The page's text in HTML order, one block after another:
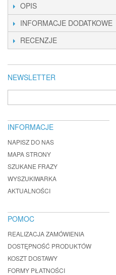
OPIS
INFORMACJE DODATKOWE
RECENZJE
NEWSLETTER
INFORMACJE
NAPISZ DO NAS
MAPA STRONY
SZUKANE FRAZY
WYSZUKIWARKA
AKTUALNOŚCI
POMOC
REALIZACJA ZAMÓWIENIA
DOSTĘPNOŚĆ PRODUKTÓW
KOSZT DOSTAWY
FORMY PŁATNOŚCI